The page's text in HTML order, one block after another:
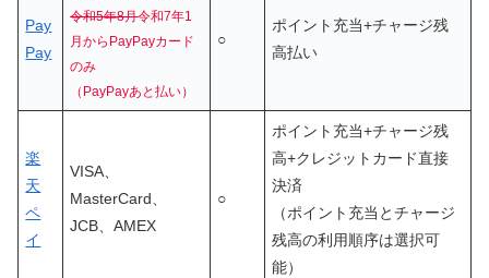
Pay
Pay
令和5年8月令和7年1
月からPayPayカード
のみ
（PayPayあと払い）
○
ポイント充当+チャージ残
高払い
楽
天
ペ
イ
VISA、
MasterCard、
JCB、AMEX
○
ポイント充当+チャージ残
高+クレジットカード直接
決済
（ポイント充当とチャージ
残高の利用順序は選択可
能）